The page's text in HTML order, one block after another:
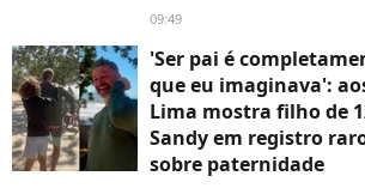
09:49
'Ser pai é
que eu imaginava':
Lima mostra filho de
Sandy em registro
sobre paternidade